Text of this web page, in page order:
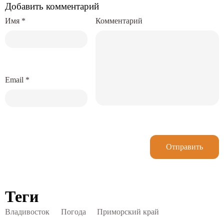
Добавить комментарий
Комментарий
Имя *
Email *
Отправить
Теги
Владивосток Погода Приморский край